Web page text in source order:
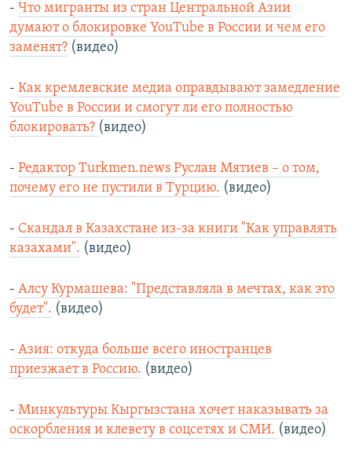
- Что мигранты из стран Центральной Азии
думают о блокировке YouTube в России и чем его
заменят? (видео)
- Как кремлевские медиа оправдывают замедление
YouTube в России и смогут ли его полностью
блокировать? (видео)
- Редактор Тurkmen.news Руслан Мятиев – о том,
почему его не пустили в Турцию. (видео)
- Скандал в Казахстане из-за книги "Как управлять
казахами". (видео)
- Алсу Курмашева: "Представляла в мечтах, как это
будет". (видео)
- Азия: откуда больше всего иностранцев
приезжает в Россию. (видео)
- Минкультуры Кыргызстана хочет наказывать за
оскорбления и клевету в соцсетях и СМИ. (видео)